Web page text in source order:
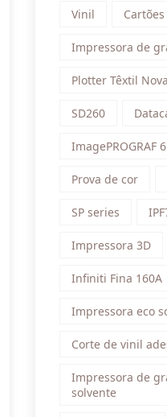
Vinil Cartões
Impressora de
Plotter Têxtil
SD260
ImagePROGRAF
Prova de cor
SP series
Impressora 3D
Infiniti Fina 160A
Impressora eco
Corte de vinil
Impressora de
solvente